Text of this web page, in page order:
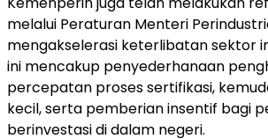
melalui Peraturan Menteri
mengakselerasi keterlibatan sektor
ini mencakup penyederhanaan
percepatan proses sertifikasi,
kecil, serta pemberian insentif bagi
berinvestasi di dalam negeri.